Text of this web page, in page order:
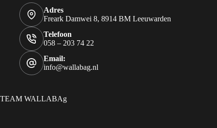
Adres
Freark Damwei 8, 8914 BM Leeuwarden
Telefoon
058 – 203 74 22
Email:
info@wallabag.nl
TEAM WALLABAg